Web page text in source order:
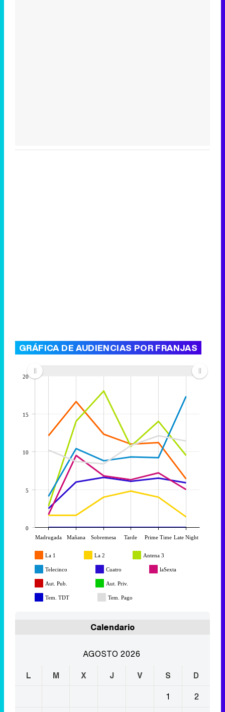
GRÁFICA DE AUDIENCIAS POR FRANJAS
Madrugada Mañana Sobremesa Tarde Prime Time Late Night
0
5
10
15
20
La 1 La 2 Antena 3
Telecinco Cuatro laSexta
Aut. Pub. Aut. Priv.
Tem. TDT Tem. Pago
Calendario
AGOSTO 2026
L
M X J V S
D
1
2